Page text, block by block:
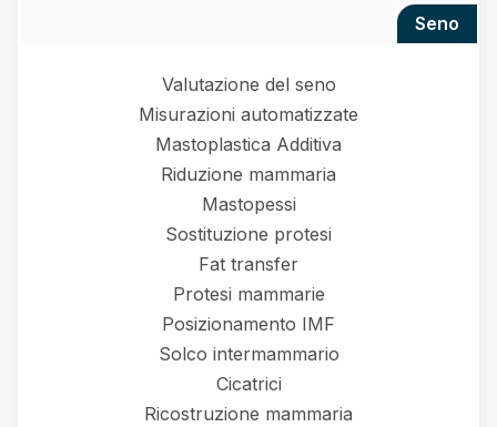
seno
Valutazione del seno
Misurazioni automatizzate
Mastoplastica Additiva
Riduzione mammaria
Mastopessi
Sostituzione protesi
Fat transfer
Protesi mammarie
Posizionamento IMF
Solco intermammario
Cicatrici
Ricostruzione mammaria